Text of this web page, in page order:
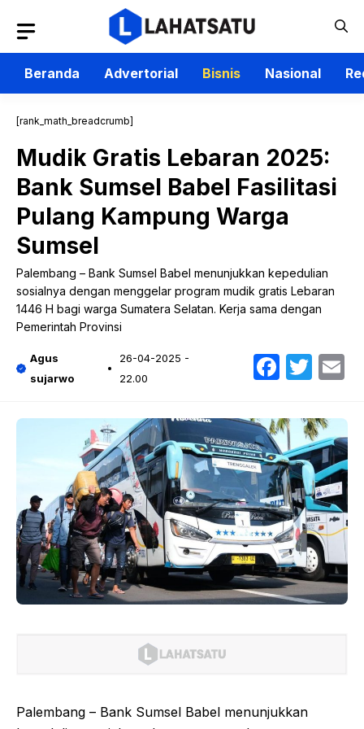
isi
Beranda
Advertorial Bisnis Nasional
[rank_math_breadcrumb]
Mudik Gratis Lebaran 2025:
Bank Sumsel Babel Fasilitasi
Pulang Kampung Warga
Sumsel
Palembang – Bank Sumsel Babel menunjukkan kepedulian
sosialnya dengan menggelar program mudik gratis Lebaran
1446 H bagi warga Sumatera Selatan. Kerja sama dengan
Pemerintah Provinsi
Agus
sujarwo
26-04-2025 -
22.00
Palembang – Bank Sumsel Babel menunjukkan